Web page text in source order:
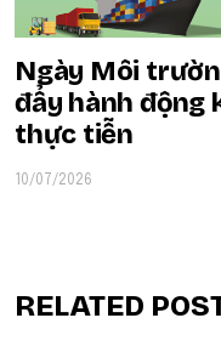
Ngày Môi
đẩy hành động
thực tiễn
10/07/2026
RELATED